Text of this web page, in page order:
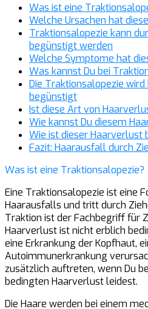
Was ist eine
Welche Ursachen hat
Traktionsalopezie kann
begünstigt werden
Welche Symptome hat
Was kannst Du bei
Die Traktionsalopezie
begünstigt
Ist diese Art von
Wie kannst Du diesem
Wie ist dieser Haarverlust
Fazit: Haarausfall durch
Was ist eine Traktionsalopezie?
Eine Traktionsalopezie ist eine
Haarausfalls und tritt durch
Traktion ist der Fachbegriff für
Haarverlust ist nicht erblich
eine Erkrankung der Kopfhaut,
Autoimmunerkrankung
zusätzlich auftreten, wenn Du
bedingten Haarverlust leidest.
Die Haare werden bei einem